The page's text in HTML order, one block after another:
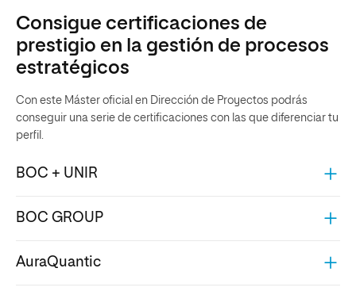
Consigue certificaciones de
prestigio en la gestión de ​​procesos
estratégicos
Con este Máster oficial en Dirección de Proyectos podrás
conseguir una serie de certificaciones con las que diferenciar tu
perfil.
BOC + UNIR
BOC GROUP
AuraQuantic